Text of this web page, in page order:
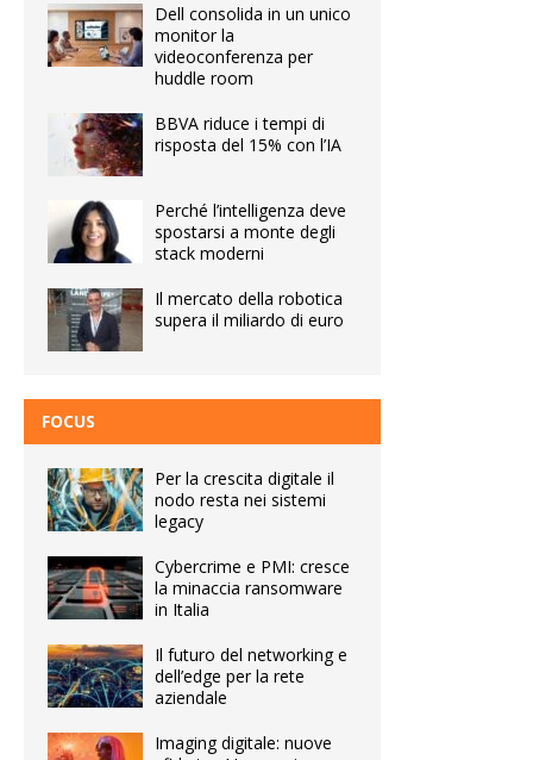
Dell consolida in un unico
monitor la
videoconferenza per
huddle room
BBVA riduce i tempi di
risposta del 15% con l’IA
Perché l’intelligenza deve
spostarsi a monte degli
stack moderni
Il mercato della robotica
supera il miliardo di euro
FOCUS
Per la crescita digitale il
nodo resta nei sistemi
legacy
Cybercrime e PMI: cresce
la minaccia ransomware
in Italia
Il futuro del networking e
dell’edge per la rete
aziendale
Imaging digitale: nuove